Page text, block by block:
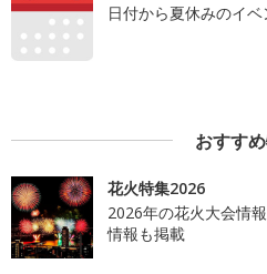
日付から夏休みのイ
おすす
花火特集2026
2026年の花火大会情
情報も掲載